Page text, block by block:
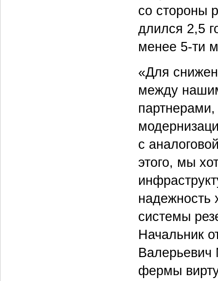
со стороны
длился 2,5
менее 5-ти
«Для
между
с
этого, мы
надежность
системы
Начальник
Валерьевич
фермы